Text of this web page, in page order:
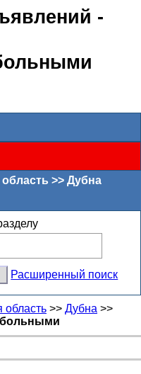
-
>> Дубна
Расширенный поиск
область >> Дубна >>
больными